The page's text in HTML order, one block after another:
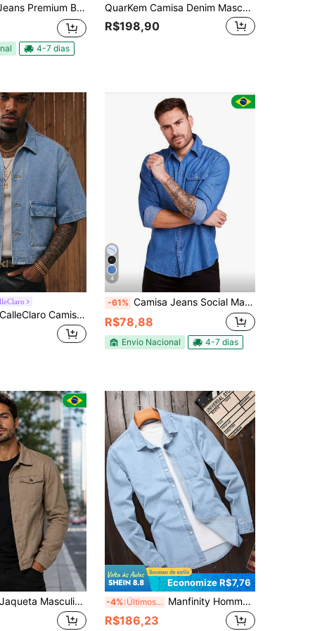
Shorts curto Masculino Barra fechada 100% algodão Skypuidos Slim Fit Original
4-7 dias
QuarKem Camisa Denim Masculina de Manga Longa Slim Fit Casual com Bolsos, Estilo de Rua Namorado & Marido Casual Confortável Lavada com Bolso Leve para Sair, Outono
R$198,90
Camisa Denim Casual Lavada Masculina
4
-61% Camisa Jeans Social Manga longa com Bolso masculino
R$78,88
Envio Nacional 4-7 dias
Masculina Jeans e Sarja
Economize R$7,76
-4% Últimos 3 dias Manfinity Homme Camisa de Trabalho de Algodão Azul Clara com Bolso Remendado, Manga Longa, Botões, Sem Camiseta, para Sair, Trabalhar, Faculdade, Outono
R$186,23